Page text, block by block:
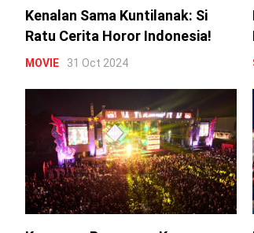
Kenalan Sama Kuntilanak: Si
Ratu Cerita Horor Indonesia!
MOVIE 31 Oct 2024